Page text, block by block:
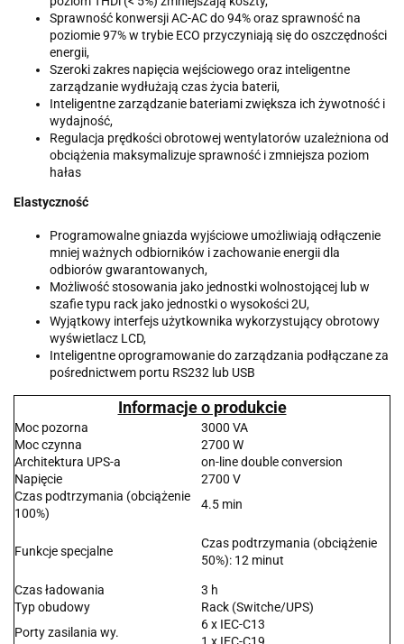
Sprawność konwersji AC-AC do 94% oraz sprawność na
poziomie 97% w trybie ECO przyczyniają się do oszczędności
energii,
Szeroki zakres napięcia wejściowego oraz inteligentne
zarządzanie wydłużają czas życia baterii,
Inteligentne zarządzanie bateriami zwiększa ich żywotność i
wydajność,
Regulacja prędkości obrotowej wentylatorów uzależniona od
obciążenia maksymalizuje sprawność i zmniejsza poziom
hałas
Elastyczność
Programowalne gniazda wyjściowe umożliwiają odłączenie
mniej ważnych odbiorników i zachowanie energii dla
odbiorów gwarantowanych,
Możliwość stosowania jako jednostki wolnostojącej lub w
szafie typu rack jako jednostki o wysokości 2U,
Wyjątkowy interfejs użytkownika wykorzystujący obrotowy
wyświetlacz LCD,
Inteligentne oprogramowanie do zarządzania podłączane za
pośrednictwem portu RS232 lub USB
Informacje o produkcie
Moc pozorna
3000 VA
Moc czynna
2700 W
Architektura UPS-a
on-line double conversion
Napięcie
2700 V
Czas podtrzymania (obciążenie
100%)
4.5 min
Funkcje specjalne
Czas podtrzymania (obciążenie
50%): 12 minut
Czas ładowania
3 h
Typ obudowy
Rack (Switche/UPS)
Porty zasilania wy.
6 x IEC-C13